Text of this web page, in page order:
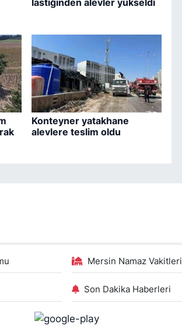
lastiğinden alevler yükseldi
Konteyner yatakhane
alevlere teslim oldu
Mersin Namaz Vakitleri
Son Dakika Haberleri